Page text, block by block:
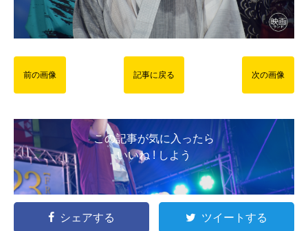
前の画像 記事に戻る 次の画像
この記事が気に入ったら
いいね ! しよう
シェアする ツイートする